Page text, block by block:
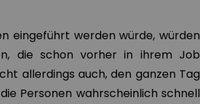
eingeführt werden würde, würden
die schon vorher in ihrem Job
allerdings auch, den ganzen Tag
Personen wahrscheinlich schnell